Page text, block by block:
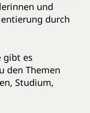
und
durch
gibt es
den Themen
Studium,